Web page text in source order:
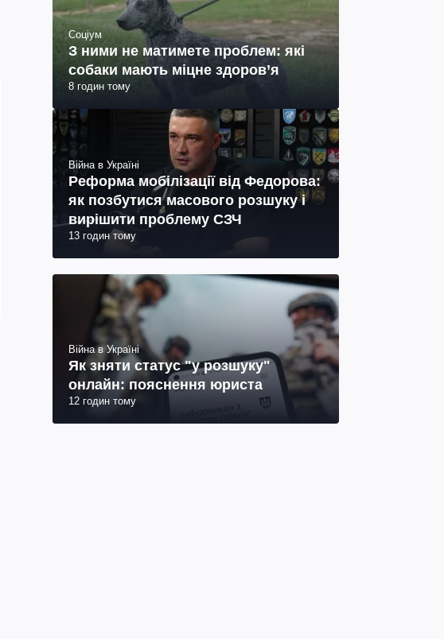
Соціум
З ними не матимете проблем: які
собаки мають міцне здоров’я
8 годин тому
Війна в Україні
Реформа мобілізації від Федорова:
як позбутися масового розшуку і
вирішити проблему СЗЧ
13 годин тому
Війна в Україні
Як зняти статус "у розшуку"
онлайн: пояснення юриста
12 годин тому